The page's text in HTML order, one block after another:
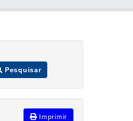
Pesquisar
Imprimir